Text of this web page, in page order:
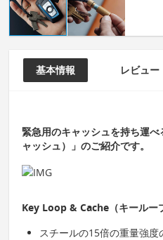
基本情報 レビュー
緊急用のキャッシュを持ち運
ャッシュ）」のご紹介です。
Key Loop & Cache（キールー
スチールの15倍の重量強